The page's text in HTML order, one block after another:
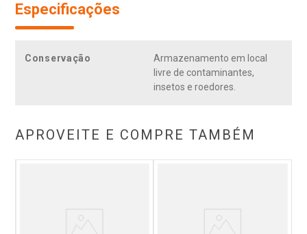
Especificações
Conservação
Armazenamento em local
livre de contaminantes,
insetos e roedores.
APROVEITE E COMPRE TAMBÉM